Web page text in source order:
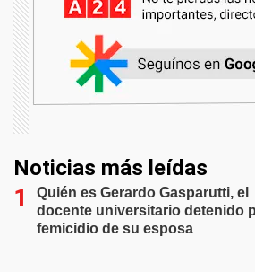
Noticias más leídas
Quién es Gerardo Gasparutti, el
docente universitario detenido
femicidio de su esposa